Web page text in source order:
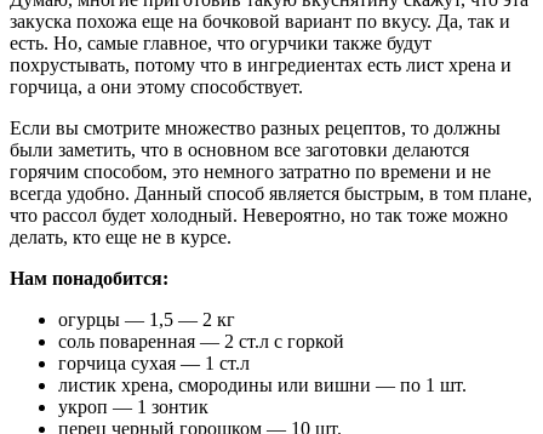
закуска похожа еще на бочковой вариант по вкусу. Да, так и
есть. Но, самые главное, что огурчики также будут
похрустывать, потому что в ингредиентах есть лист хрена и
горчица, а они этому способствует.
Если вы смотрите множество разных рецептов, то должны
были заметить, что в основном все заготовки делаются
горячим способом, это немного затратно по времени и не
всегда удобно. Данный способ является быстрым, в том плане,
что рассол будет холодный. Невероятно, но так тоже можно
делать, кто еще не в курсе.
Нам понадобится:
огурцы — 1,5 — 2 кг
соль поваренная — 2 ст.л с горкой
горчица сухая — 1 ст.л
листик хрена, смородины или вишни — по 1 шт.
укроп — 1 зонтик
перец черный горошком — 10 шт.